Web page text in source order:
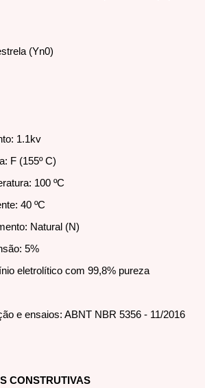
(Yn0)
1.1kv
F (155º C)
100 ºC
40 ºC
Natural (N)
5%
eletrolítico com 99,8% pureza
e ensaios: ABNT NBR 5356 - 11/2016
CONSTRUTIVAS